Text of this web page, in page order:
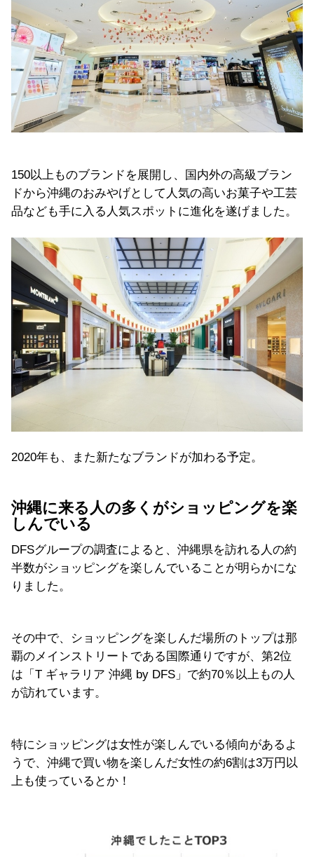
150以上ものブランドを展開し、国内外の高級ブラン
ドから沖縄のおみやげとして人気の高いお菓子や工芸
品なども手に入る人気スポットに進化を遂げました。
2020年も、また新たなブランドが加わる予定。
沖縄に来る人の多くがショッピングを楽
しんでいる
DFSグループの調査によると、沖縄県を訪れる人の約
半数がショッピングを楽しんでいることが明らかにな
りました。
その中で、ショッピングを楽しんだ場所のトップは那
覇のメインストリートである国際通りですが、第2位
は「T ギャラリア 沖縄 by DFS」で約70％以上もの人
が訪れています。
特にショッピングは女性が楽しんでいる傾向があるよ
うで、沖縄で買い物を楽しんだ女性の約6割は3万円以
上も使っているとか！